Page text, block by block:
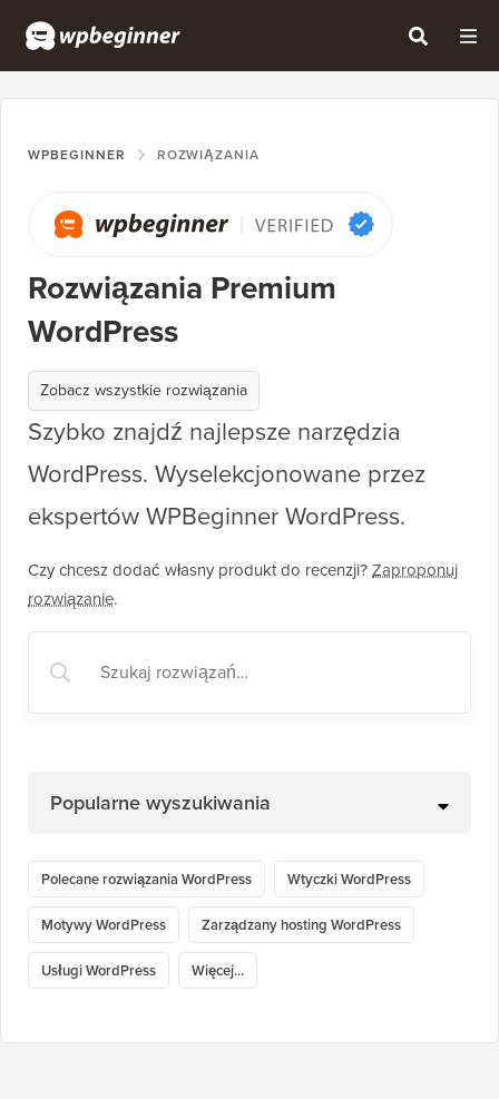
WPBEGINNER ROZWIĄZANIA
Rozwiązania Premium
WordPress
Zobacz wszystkie rozwiązania
Szybko znajdź najlepsze narzędzia
WordPress. Wyselekcjonowane przez
ekspertów WPBeginner WordPress.
Czy chcesz dodać własny produkt do recenzji?Zaproponuj
rozwiązanie.
Popularne wyszukiwania
Polecane rozwiązania WordPress Wtyczki WordPress
Motywy WordPress Zarządzany hosting WordPress
Usługi WordPress Więcej...